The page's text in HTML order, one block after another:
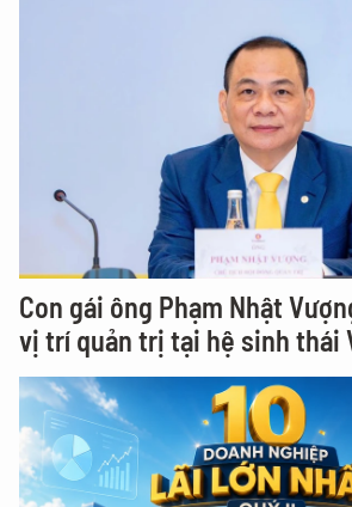
Con gái ông Phạm Nhật
vị trí quản trị tại hệ sinh thái